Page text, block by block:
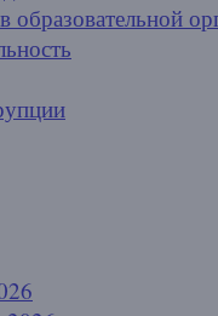
образовательной